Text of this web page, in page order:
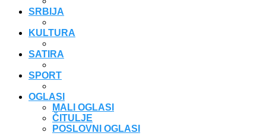
SRBIJA
KULTURA
SATIRA
SPORT
OGLASI
MALI OGLASI
ČITULJE
POSLOVNI OGLASI